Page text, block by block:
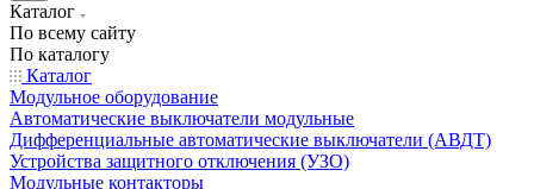
Каталог
По всему сайту
По каталогу
Каталог
Модульное оборудование
Автоматические выключатели модульные
Дифференциальные автоматические выключатели (АВДТ)
Устройства защитного отключения (УЗО)
Модульные контакторы